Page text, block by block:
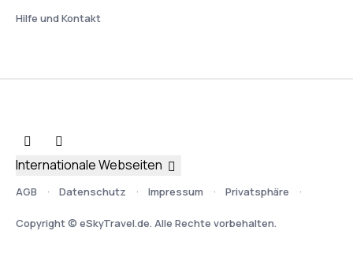
Hilfe und Kontakt
AGB Datenschutz Impressum Privatsphäre
Copyright © eSkyTravel.de. Alle Rechte vorbehalten.
Internationale Webseiten